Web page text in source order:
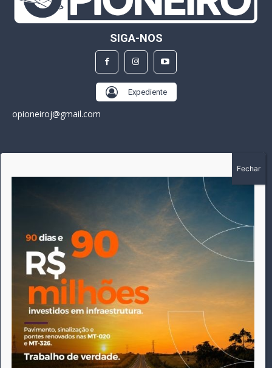
SIGA-NOS
Expediente
opioneiroj@gmail.com
A história do Pioneiro inicia em fevereiro de 2005 em
Canarana - MT, na época, como um jornal impresso semanal,
que chegou a possuir mil assinantes. Durante 15 anos, foram
publicadas 691 edições que narraram os acontecimentos
políticos, policiais e cotidianos de Canarana e região. Fiel a sua
origem, pautado sempre pela busca incessante da
imparcialidade, faz jus a sua logo, com o característico "avião
da praça" de Canarana, sendo o símbolo do
comprometimento deste veículo de comunicação com o
relato dos fatos neste município. Em 06 de dezembro de 2019
circulou a última edição impressa do jornal, que desde então
tem veiculação exclusivamente online.